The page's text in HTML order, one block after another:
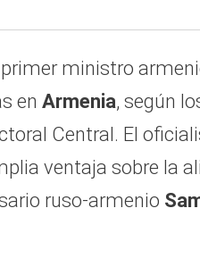
ministro
en Armenia, según
Central. El
ventaja sobre la
ruso-armenio